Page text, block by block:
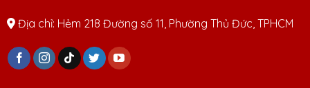
Địa chỉ: Hẻm 218 Đường số 11, Phường Thủ Đức, TPHCM